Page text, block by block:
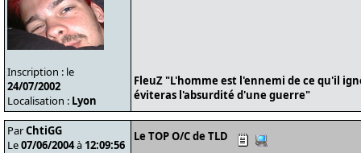
Inscription : le
24/07/2002
Localisation : Lyon
FleuZ "L'homme est l'ennemi de ce qu'il
éviteras l'absurdité d'une guerre"
ParChtiGG
Le07/06/2004à 12:09:56
Le TOP O/C de TLD